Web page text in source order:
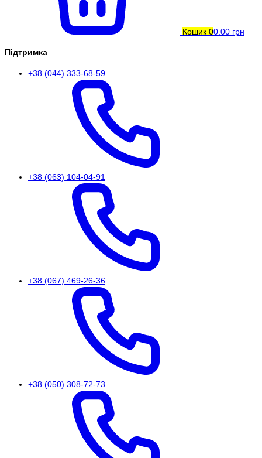
Кошик 00.00 грн
Підтримка
+38 (044) 333-68-59
+38 (063) 104-04-91
+38 (067) 469-26-36
+38 (050) 308-72-73